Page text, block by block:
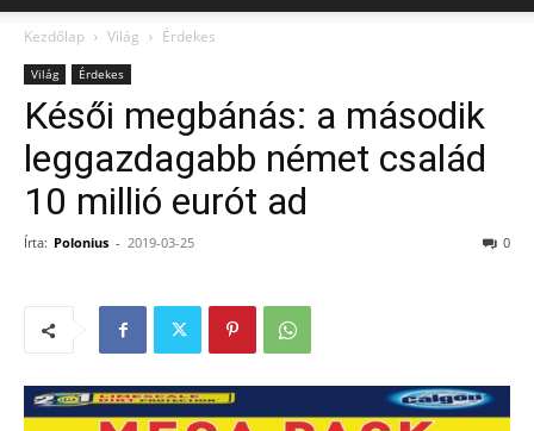
Kezdőlap Világ Érdekes
Világ Érdekes
Késői megbánás: a második
leggazdagabb német család
10 millió eurót ad
Írta: Polonius - 2019-03-25 0